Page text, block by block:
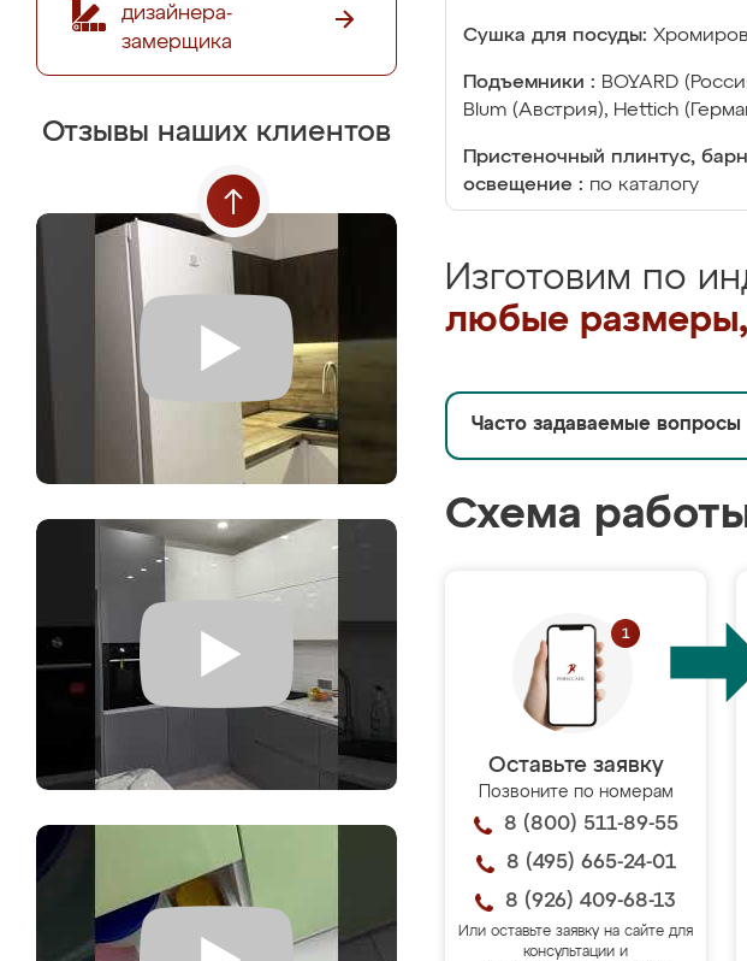
дизайнера-
замерщика
Отзывы наших клиентов
Сушка для посуды:
Подъемники : BOYARD
Blum (Австрия), Hettich
Пристеночный плинтус,
освещение : по каталогу
Изготовим по
любые размеры,
Часто задаваемые вопросы
Схема
Оставьте заявку
Позвоните по номерам
8 (800) 511-89-55
8 (495) 665-24-01
8 (926) 409-68-13
Или оставьте заявку на сайте для
консультации и